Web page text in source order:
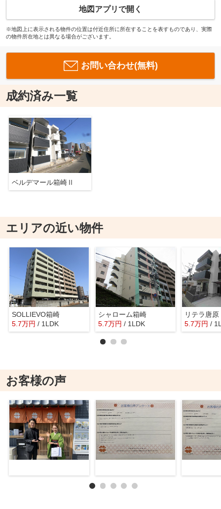
地図アプリで開く
※地図上に表示される物件の位置は付近住所に所在することを表すものであり、実際
の物件所在地とは異なる場合がございます。
お問い合わせ(無料)
成約済み一覧
ベルデマール箱崎Ⅱ
エリアの近い物件
SOLLIEVO箱崎
5.7万円 / 1LDK
シャローム箱崎
5.7万円 / 1LDK
リテラ唐原
5.7万円 /
お客様の声